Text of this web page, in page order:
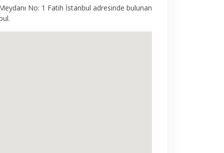
No: 1 Fatih İstanbul adresinde bulunan